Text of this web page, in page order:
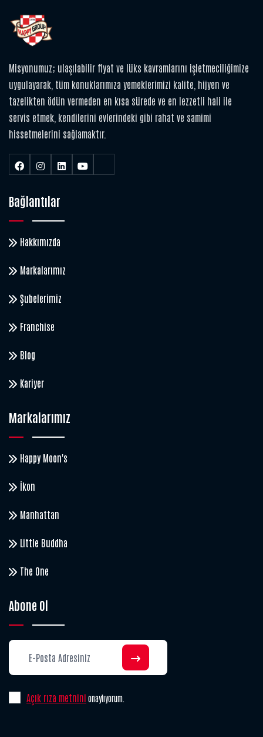
Misyonumuz; ulaşılabilir fiyat ve lüks kavramlarını işletmeciliğimize
uygulayarak, tüm konuklarımıza yemeklerimizi kalite, hijyen ve
tazelikten ödün vermeden en kısa sürede ve en lezzetli hali ile
servis etmek, kendilerini evlerindeki gibi rahat ve samimi
hissetmelerini sağlamaktır.
Bağlantılar
Hakkımızda
Markalarımız
Şubelerimiz
Franchise
Blog
Kariyer
Markalarımız
Happy Moon's
İkon
Manhattan
Little Buddha
The One
Abone Ol
Açık rıza metnini onaylıyorum.